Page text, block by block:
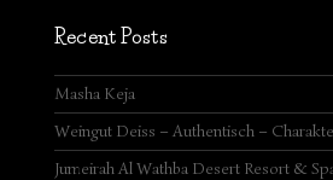
Recent Posts
Masha Keja
Weingut Deiss – Authentisch –
Jumeirah Al Wathba Desert Resort &